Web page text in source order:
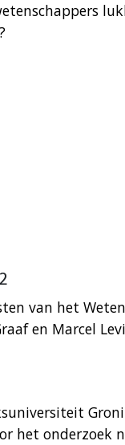
van het
en Marcel
het onderzoek